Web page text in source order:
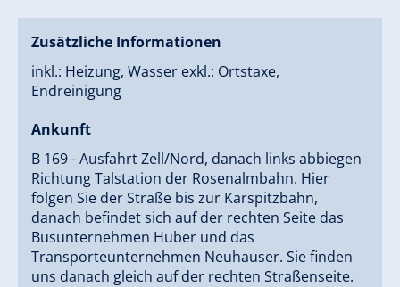
liegen die besten Skigebiete direkt vor der Haustür.
Die Zillertal Arena bietet 139 Pistenkilometer sowie
tolle Events wie beispielsweise Gloryfy Bastards oder
Good Morning Skiing für die ganze Familie.
Rodelbahn am Gerlosstein, der Eislaufplatz in Zell
oder der Arena Coaster direkt an der Rosenalmbahn.
Wir freuen uns, Sie in unserem Haus begrüßen zu
dürfen! Ihre Familie Taxacher!
Zusätzliche Informationen
inkl.: Heizung, Wasser exkl.: Ortstaxe,
Endreinigung
Ankunft
B 169 - Ausfahrt Zell/Nord, danach links abbiegen
Richtung Talstation der Rosenalmbahn. Hier
folgen Sie der Straße bis zur Karspitzbahn,
danach befindet sich auf der rechten Seite das
Busunternehmen Huber und das
Transporteunternehmen Neuhauser. Sie finden
uns danach gleich auf der rechten Straßenseite.